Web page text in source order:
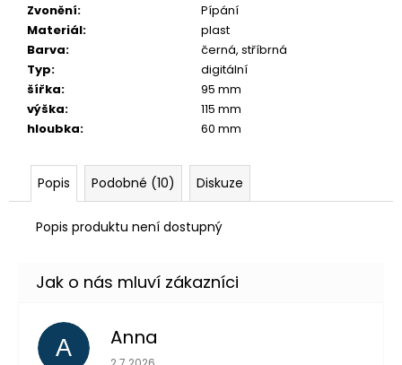
Zvonění:
Pípání
Materiál:
plast
Barva:
černá, stříbrná
Typ:
digitální
šířka:
95 mm
výška:
115 mm
hloubka: 60 mm
Popis Podobné (10) Diskuze
Popis produktu není dostupný
A Anna
Hodnocení obchodu je 5 z 5 hvězdiček.